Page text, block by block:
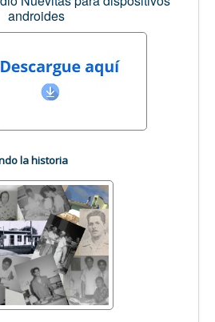
androides
la historia